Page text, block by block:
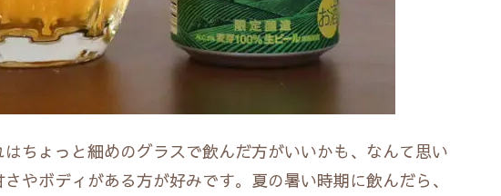
ちょっと細めのグラスで飲んだ方がいいかも、なんて思い
やボディがある方が好みです。夏の暑い時期に飲んだら、